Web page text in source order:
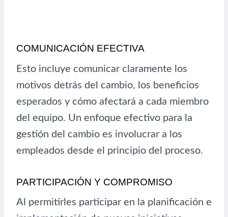
COMUNICACIÓN EFECTIVA
Esto incluye comunicar claramente los
motivos detrás del cambio, los beneficios
esperados y cómo afectará a cada miembro
del equipo. Un enfoque efectivo para la
gestión del cambio es involucrar a los
empleados desde el principio del proceso.
PARTICIPACIÓN Y COMPROMISO
Al permitirles participar en la planificación e